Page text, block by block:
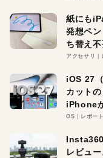
紙にも
発想ペ
ち替え不
アクセサリ
iOS 27
カット
iPhone
OS レポート
レビュ